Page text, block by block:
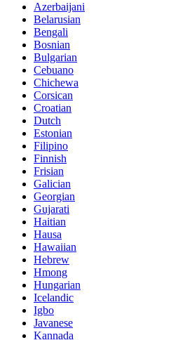
Azerbaijani
Belarusian
Bengali
Bosnian
Bulgarian
Cebuano
Chichewa
Corsican
Croatian
Dutch
Estonian
Filipino
Finnish
Frisian
Galician
Georgian
Gujarati
Haitian
Hausa
Hawaiian
Hebrew
Hmong
Hungarian
Icelandic
Igbo
Javanese
Kannada